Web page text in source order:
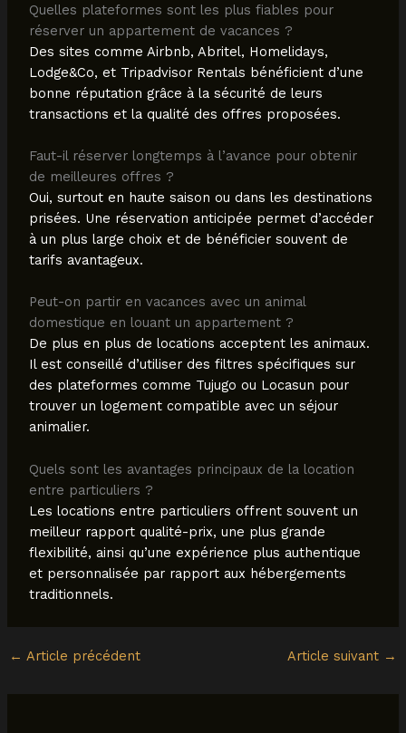
Quelles plateformes sont les plus fiables pour
réserver un appartement de vacances ?
Des sites comme Airbnb, Abritel, Homelidays,
Lodge&Co, et Tripadvisor Rentals bénéficient d’une
bonne réputation grâce à la sécurité de leurs
transactions et la qualité des offres proposées.
Faut-il réserver longtemps à l’avance pour obtenir
de meilleures offres ?
Oui, surtout en haute saison ou dans les destinations
prisées. Une réservation anticipée permet d’accéder
à un plus large choix et de bénéficier souvent de
tarifs avantageux.
Peut-on partir en vacances avec un animal
domestique en louant un appartement ?
De plus en plus de locations acceptent les animaux.
Il est conseillé d’utiliser des filtres spécifiques sur
des plateformes comme Tujugo ou Locasun pour
trouver un logement compatible avec un séjour
animalier.
Quels sont les avantages principaux de la location
entre particuliers ?
Les locations entre particuliers offrent souvent un
meilleur rapport qualité-prix, une plus grande
flexibilité, ainsi qu’une expérience plus authentique
et personnalisée par rapport aux hébergements
traditionnels.
← Article précédent Article suivant →